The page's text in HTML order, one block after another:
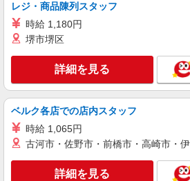
レジ・商品陳列スタッフ
時給 1,180円
堺市堺区
詳細を見る
ベルク各店での店内スタッフ
時給 1,065円
古河市・佐野市・前橋市・高崎市・
詳細を見る